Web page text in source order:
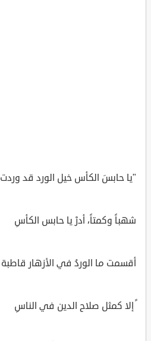
"يا حابسَ الكأس خيل الورد قد وردت
شهباً وكمتاً، أدرْ يا حابس الكأسِ
أقسمت ما الوردُ في الأزهار قاطبة
ً إلا كمثل صلاح الدين في الناسِ